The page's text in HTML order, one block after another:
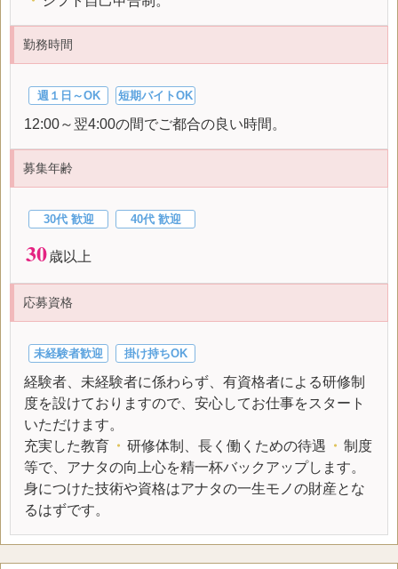
勤務時間
週１日～OK 短期バイトOK
12:00～翌4:00の間でご都合の良い時間。
募集年齢
30代 歓迎 40代 歓迎
30歳以上
応募資格
未経験者歓迎 掛け持ちOK
経験者、未経験者に係わらず、有資格者による研修制
度を設けておりますので、安心してお仕事をスタート
いただけます。
充実した教育 ・ 研修体制、長く働くための待遇 ・ 制度
等で、アナタの向上心を精一杯バックアップします。
身につけた技術や資格はアナタの一生モノの財産とな
るはずです。